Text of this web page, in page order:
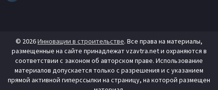
© 2026Инновации в строительстве. Все права на материалы,
размещенные на сайте принадлежат vzavtra.net и охраняются в
соответствии с законом об авторском праве. Использование
материалов допускается только с разрешения и с указанием
прямой активной гиперссылки на страницу, на которой размещен